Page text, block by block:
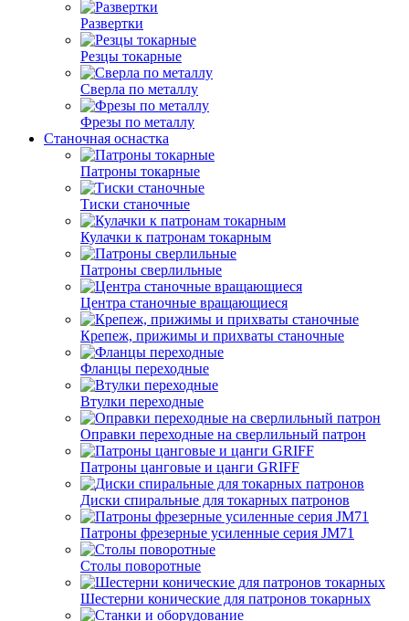
Развертки
Резцы токарные
Сверла по металлу
Фрезы по металлу
Станочная оснастка
Патроны токарные
Тиски станочные
Кулачки к патронам токарным
Патроны сверлильные
Центра станочные вращающиеся
Крепеж, прижимы и прихваты станочные
Фланцы переходные
Втулки переходные
Оправки переходные на сверлильный патрон
Патроны цанговые и цанги GRIFF
Диски спиральные для токарных патронов
Патроны фрезерные усиленные серия JM71
Столы поворотные
Шестерни конические для патронов токарных